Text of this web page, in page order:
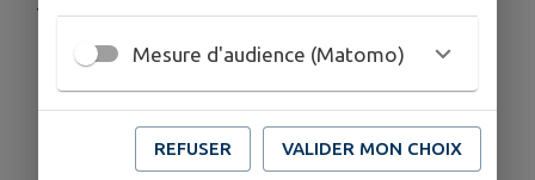
Tarif en fonction du Quotient Familial
Mesure d'audience (Matomo)
REFUSER VALIDER MON CHOIX